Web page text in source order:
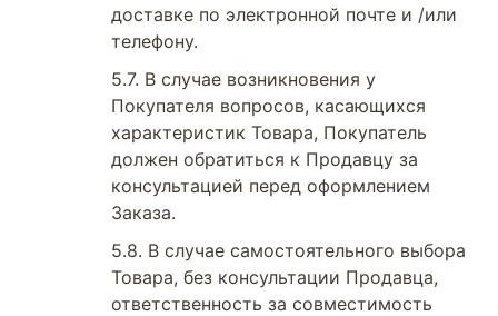
доставке по электронной почте и /или
телефону.
В случае возникновения у
Покупателя вопросов, касающихся
характеристик Товара, Покупатель
должен обратиться к Продавцу за
консультацией перед оформлением
Заказа.
В случае самостоятельного выбора
Товара, без консультации Продавца,
ответственность за совместимость